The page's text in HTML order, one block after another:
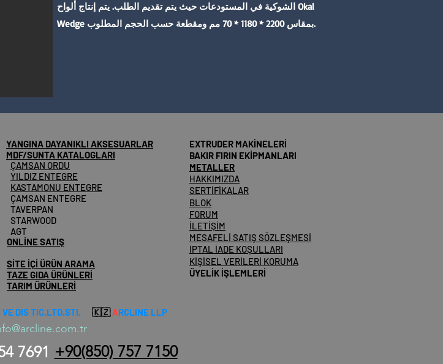
الشوكية في المستودعات حيث يتم تقديم الطلب. يتم إنتاج ألواح Okal
Wedge بمقاس 2200 * 1180 * 70 مم ومقطعة حسب الحجم المطلوب.
YANGINA DAYANIKLI AKSESUARLAR
MDF/SUNTA KATALOGLARI
ÇAMSAN ORDU
KASTAMONU ENTEGRE
YILDIZ ENTEGRE
ÇAMSAN ENTEGRE
TAVERPAN
STARWOOD
AGT
ONLİNE SATIŞ
SİTE İÇİ ÜRÜN ARAMA
TAZE GIDA ÜRÜNLERİ
TARIM ÜRÜNLERİ
EXTRUDER MAKİNELERİ
SERTİFİKALAR
BAKIR FIRIN EKİPMANLARI
HAKKIMIZDA
BLOK
METALLER
FORUM
İLETİŞİM
MESAFELİ SATIŞ SÖZLEŞMESİ
İPTAL İADE KOŞULLARI
KİŞİSEL VERİLERİ KORUMA
ÜYELİK İŞLEMLERİ
VE DIS TIC.LTD.STI. 🇰🇿 ARCLINE LLP
7691 +90(850) 757 7150